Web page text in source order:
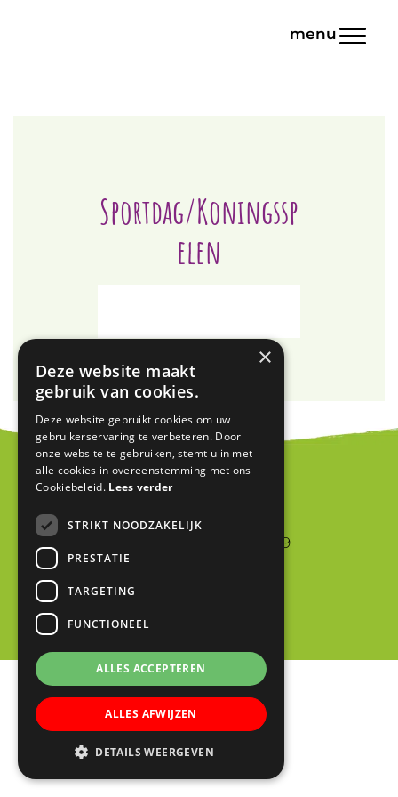
Sportdag/Koningssp
elen
Blink
Jan van Riebeeckstraat 9
info@blinkschool.nl
×
Deze website maakt
gebruik van cookies.
Deze website gebruikt cookies om uw
gebruikerservaring te verbeteren. Door
onze website te gebruiken, stemt u in met
alle cookies in overeenstemming met ons
Cookiebeleid. Lees verder
STRIKT NOODZAKELIJK
PRESTATIE
TARGETING
FUNCTIONEEL
ALLES ACCEPTEREN
ALLES AFWIJZEN
DETAILS WEERGEVEN